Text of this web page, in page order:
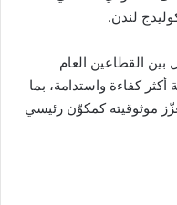
لندن.
بين القطاعين العام
كفاءة واستدامة، بما
موثوقيته كمكوّن رئيسي